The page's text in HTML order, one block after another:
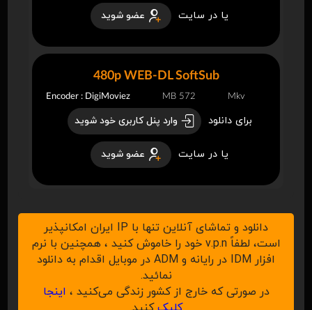
یا در سایت عضو شوید
برای دانلود وارد پنل کاربری خود شوید
یا در سایت عضو شوید
480p WEB-DL SoftSub
Encoder : DigiMoviez 572 MB Mkv
دانلود و تماشای آنلاین تنها با IP ایران امکانپذیر
است، لطفاً v.p.n خود را خاموش کنید ، همچنین با نرم
افزار IDM در رایانه و ADM در موبایل اقدام به دانلود
نمائید.
در صورتی که خارج از کشور زندگی می‌کنید ، اینجا